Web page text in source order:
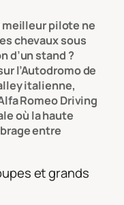
meilleur pilote ne
chevaux sous
d’un stand ?
l’Autodromo de
italienne,
Romeo Driving
où la haute
entre
et grands